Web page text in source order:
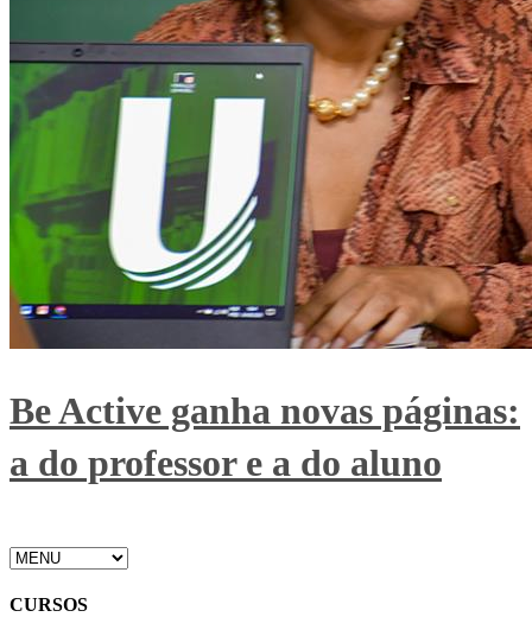
Be Active ganha novas páginas:
a do professor e a do aluno
CURSOS